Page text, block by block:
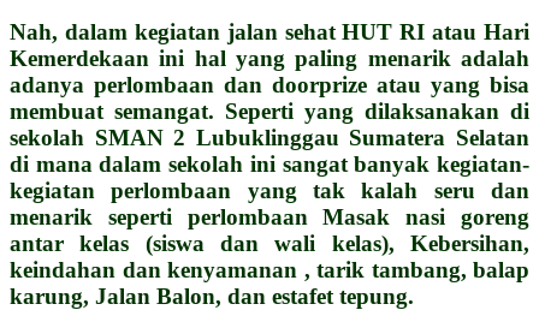
Nah, dalam kegiatan jalan sehat HUT RI atau Hari
Kemerdekaan ini hal yang paling menarik adalah
adanya perlombaan dan doorprize atau yang bisa
membuat semangat. Seperti yang dilaksanakan di
sekolah SMAN 2 Lubuklinggau Sumatera Selatan
di mana dalam sekolah ini sangat banyak kegiatan-
kegiatan perlombaan yang tak kalah seru dan
menarik seperti perlombaan Masak nasi goreng
antar kelas (siswa dan wali kelas), Kebersihan,
keindahan dan kenyamanan , tarik tambang, balap
karung, Jalan Balon, dan estafet tepung.